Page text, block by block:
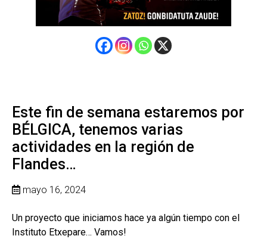
Este fin de semana estaremos por
BÉLGICA, tenemos varias
actividades en la región de
Flandes…
mayo 16, 2024
Un proyecto que iniciamos hace ya algún tiempo con el
Instituto Etxepare… Vamos!